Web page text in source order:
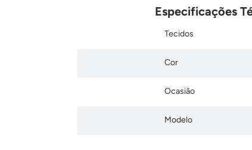
Especificações
Tecidos
Cor
Ocasião
Modelo